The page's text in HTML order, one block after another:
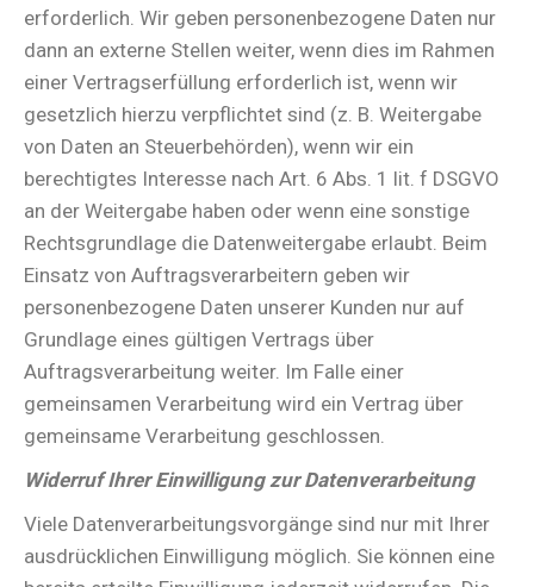
erforderlich. Wir geben personenbezogene Daten nur
dann an externe Stellen weiter, wenn dies im Rahmen
einer Vertragserfüllung erforderlich ist, wenn wir
gesetzlich hierzu verpflichtet sind (z. B. Weitergabe
von Daten an Steuerbehörden), wenn wir ein
berechtigtes Interesse nach Art. 6 Abs. 1 lit. f DSGVO
an der Weitergabe haben oder wenn eine sonstige
Rechtsgrundlage die Datenweitergabe erlaubt. Beim
Einsatz von Auftragsverarbeitern geben wir
personenbezogene Daten unserer Kunden nur auf
Grundlage eines gültigen Vertrags über
Auftragsverarbeitung weiter. Im Falle einer
gemeinsamen Verarbeitung wird ein Vertrag über
gemeinsame Verarbeitung geschlossen.
Widerruf Ihrer Einwilligung zur Datenverarbeitung
Viele Datenverarbeitungsvorgänge sind nur mit Ihrer
ausdrücklichen Einwilligung möglich. Sie können eine